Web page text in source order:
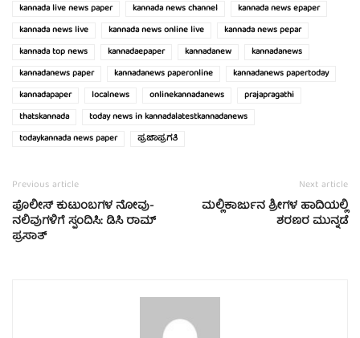
kannada live news paper
kannada news channel
kannada news epaper
kannada news live
kannada news online live
kannada news pepar
kannada top news
kannadaepaper kannadanew
kannadanews
kannadanews paper
kannadanews paperonline
kannadanews papertoday
kannadapaper
localnews onlinekannadanews
prajapragathi
thatskannada
today news in kannadalatestkannadanews
todaykannada news paper
ಪ್ರಜಾಪ್ರಗತಿ
Previous article
ಪೊಲೀಸ್ ಕುಟುಂಬಗಳ ನೋವು-
ನಲಿವುಗಳಿಗೆ ಸ್ಪಂದಿಸಿ: ಡಿಸಿ ರಾಮ್
ಪ್ರಸಾತ್
Next article
ಮಲ್ಲಿಕಾರ್ಜುನ ಶ್ರೀಗಳ ಹಾದಿಯಲ್ಲಿ
ಶರಣರ ಮುನ್ನಡೆ